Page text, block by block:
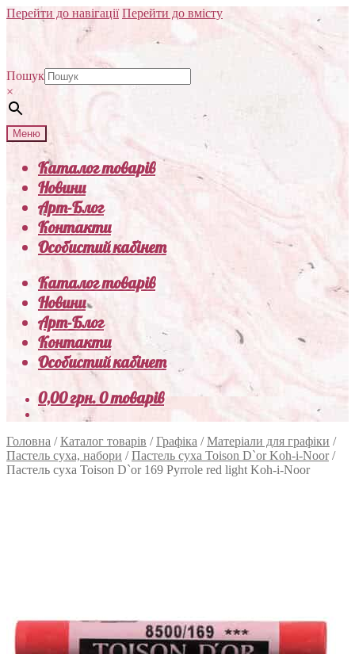
Перейти до навігації Перейти до вмісту
Пошук
×
Меню
Каталог товарів
Новини
Арт-Блог
Контакти
Особистий кабінет
Каталог товарів
Новини
Арт-Блог
Контакти
Особистий кабінет
0,00грн.0 товарів
Головна /Каталог товарів /Графіка /Матеріали для графіки /
Пастель суха, набори /Пастель суха Toison D`or Koh-i-Noor/
Пастель суха Toison D`or 169 Pyrrole red light Koh-i-Noor